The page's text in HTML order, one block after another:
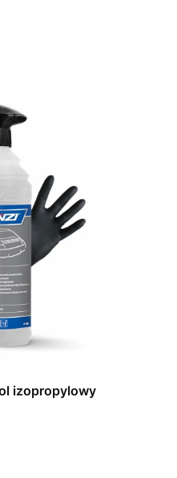
izopropylowy